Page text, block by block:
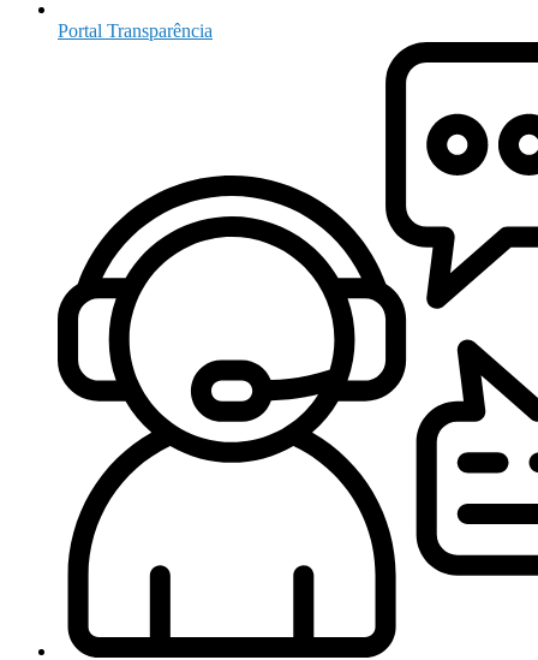
Portal Transparência